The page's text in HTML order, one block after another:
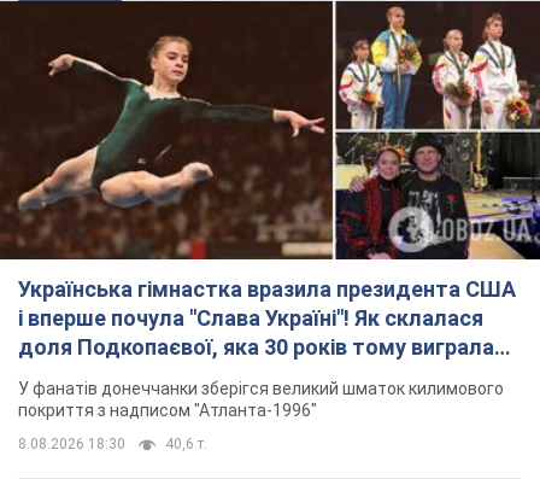
Українська гімнастка вразила президента США
і вперше почула "Слава Україні"! Як склалася
доля Подкопаєвої, яка 30 років тому виграла
"золото" Олімпіади
У фанатів донеччанки зберігся великий шматок килимового
покриття з надписом "Атланта-1996"
8.08.2026 18:30 40,6 т.